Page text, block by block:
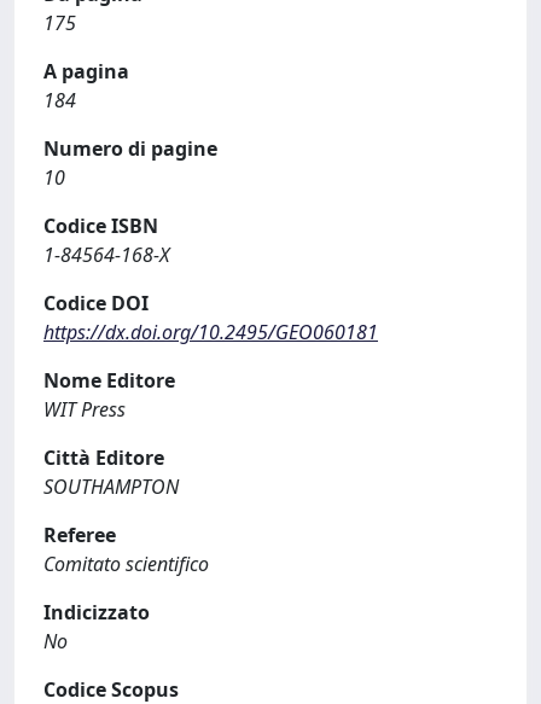
175
A pagina
184
Numero di pagine
10
Codice ISBN
1-84564-168-X
Codice DOI
https://dx.doi.org/10.2495/GEO060181
Nome Editore
WIT Press
Città Editore
SOUTHAMPTON
Referee
Comitato scientifico
Indicizzato
No
Codice Scopus